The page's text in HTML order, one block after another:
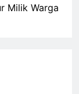
Milik Warga